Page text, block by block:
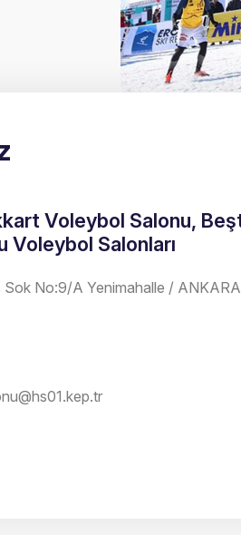
Voleybol Salonu,
Voleybol Salonları
Sok No:9/A Yenimahalle / ANKARA